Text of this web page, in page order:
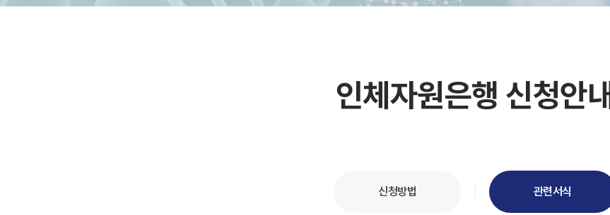
인체자원은행 신청안내
신청방법 관련서식